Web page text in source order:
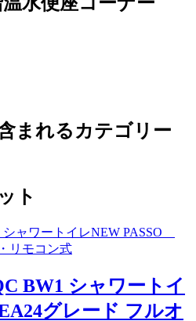
まれるカテゴリー
ト
BW1 シャワートイ
グレード フルオ